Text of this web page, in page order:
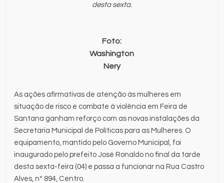
desta sexta.
Foto:
Washington
Nery
As ações afirmativas de atenção às mulheres em
situação de risco e combate à violência em Feira de
Santana ganham reforço com as novas instalações da
Secretaria Municipal de Políticas para as Mulheres. O
equipamento, mantido pelo Governo Municipal, foi
inaugurado pelo prefeito José Ronaldo no final da tarde
desta sexta-feira (04) e passa a funcionar na Rua Castro
Alves, nº 894, Centro.